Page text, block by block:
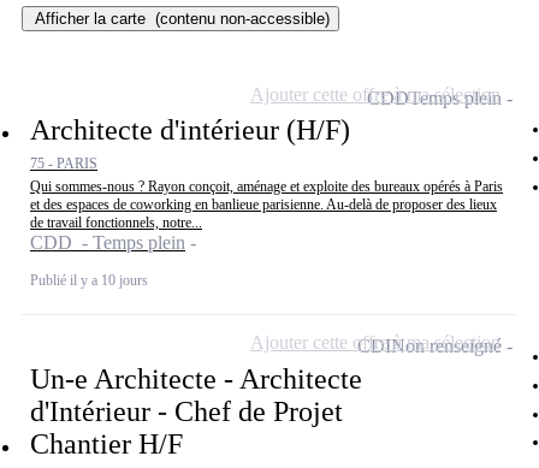
Afficher la carte (contenu non-accessible)
Architecte d'intérieur (H/F)
75 - PARIS
Qui sommes-nous ? Rayon conçoit, aménage et exploite des bureaux opérés à Paris
et des espaces de coworking en banlieue parisienne. Au-delà de proposer des lieux
de travail fonctionnels, notre...
CDD - Temps plein
Publié il y a 10 jours
CDDTemps plein
Ajouter cette offre à ma sélection
Un-e Architecte - Architecte
d'Intérieur - Chef de Projet
Chantier H/F
CDINon renseigné
Ajouter cette offre à ma sélection